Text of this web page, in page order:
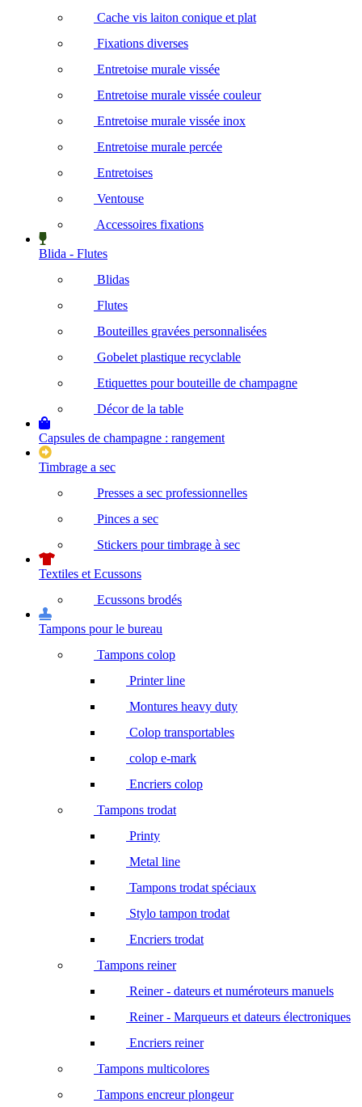
Cache vis laiton conique et plat
Fixations diverses
Entretoise murale vissée
Entretoise murale vissée couleur
Entretoise murale vissée inox
Entretoise murale percée
Entretoises
Ventouse
Accessoires fixations
Blida - Flutes
Blidas
Flutes
Bouteilles gravées personnalisées
Gobelet plastique recyclable
Etiquettes pour bouteille de champagne
Décor de la table
Capsules de champagne : rangement
Timbrage a sec
Presses a sec professionnelles
Pinces a sec
Stickers pour timbrage à sec
Textiles et Ecussons
Ecussons brodés
Tampons pour le bureau
Tampons colop
Printer line
Montures heavy duty
Colop transportables
colop e-mark
Encriers colop
Tampons trodat
Printy
Metal line
Tampons trodat spéciaux
Stylo tampon trodat
Encriers trodat
Tampons reiner
Reiner - dateurs et numéroteurs manuels
Reiner - Marqueurs et dateurs électroniques
Encriers reiner
Tampons multicolores
Tampons encreur plongeur